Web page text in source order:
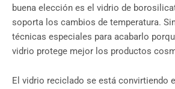
buena elección es el vidrio de
soporta los cambios de temperatura.
técnicas especiales para acabarlo
vidrio protege mejor los productos
El vidrio reciclado se está convirtiendo